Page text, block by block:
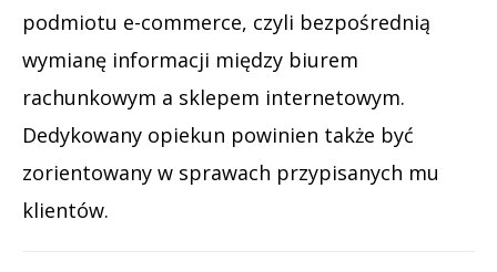
podmiotu e-commerce, czyli bezpośrednią
wymianę informacji między biurem
rachunkowym a sklepem internetowym.
Dedykowany opiekun powinien także być
zorientowany w sprawach przypisanych mu
klientów.